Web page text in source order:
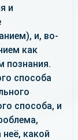
и
и, во-
как
познания.
способа
способа, и
какой